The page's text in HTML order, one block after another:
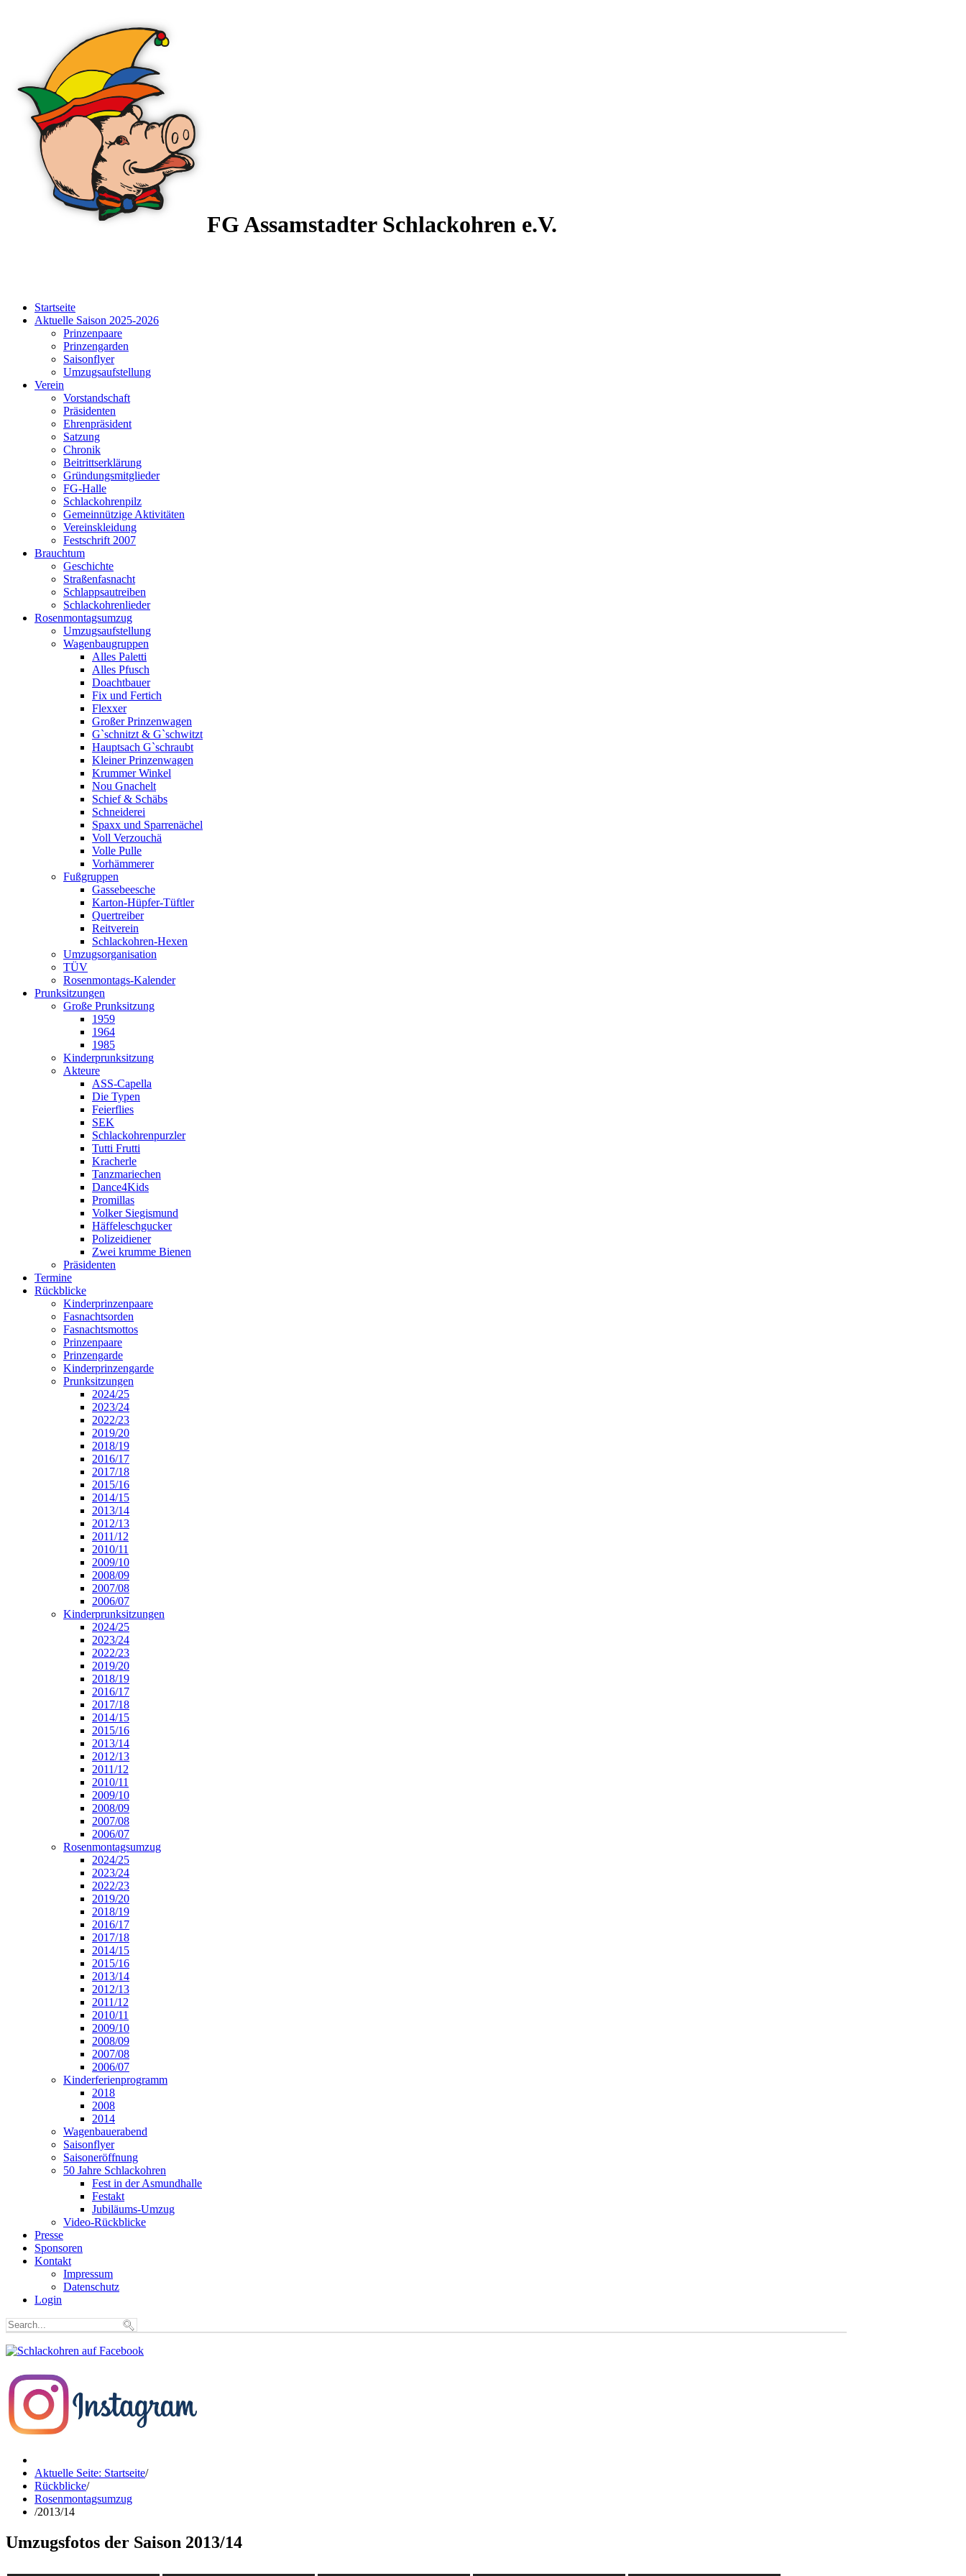
FG Assamstadter Schlackohren e.V.
Startseite
Aktuelle Saison 2025-2026
Prinzenpaare
Prinzengarden
Saisonflyer
Umzugsaufstellung
Verein
Vorstandschaft
Präsidenten
Ehrenpräsident
Satzung
Chronik
Beitrittserklärung
Gründungsmitglieder
FG-Halle
Schlackohrenpilz
Gemeinnützige Aktivitäten
Vereinskleidung
Festschrift 2007
Brauchtum
Geschichte
Straßenfasnacht
Schlappsautreiben
Schlackohrenlieder
Rosenmontagsumzug
Umzugsaufstellung
Wagenbaugruppen
Alles Paletti
Alles Pfusch
Doachtbauer
Fix und Fertich
Flexxer
Großer Prinzenwagen
Gˋschnitzt & Gˋschwitzt
Hauptsach G`schraubt
Kleiner Prinzenwagen
Krummer Winkel
Nou Gnachelt
Schief & Schäbs
Schneiderei
Spaxx und Sparrenächel
Voll Verzouchä
Volle Pulle
Vorhämmerer
Fußgruppen
Gassebeesche
Karton-Hüpfer-Tüftler
Quertreiber
Reitverein
Schlackohren-Hexen
Umzugsorganisation
TÜV
Rosenmontags-Kalender
Prunksitzungen
Große Prunksitzung
1959
1964
1985
Kinderprunksitzung
Akteure
ASS-Capella
Die Typen
Feierflies
SEK
Schlackohrenpurzler
Tutti Frutti
Kracherle
Tanzmariechen
Dance4Kids
Promillas
Volker Siegismund
Häffeleschgucker
Polizeidiener
Zwei krumme Bienen
Präsidenten
Termine
Rückblicke
Kinderprinzenpaare
Fasnachtsorden
Fasnachtsmottos
Prinzenpaare
Prinzengarde
Kinderprinzengarde
Prunksitzungen
2024/25
2023/24
2022/23
2019/20
2018/19
2016/17
2017/18
2015/16
2014/15
2013/14
2012/13
2011/12
2010/11
2009/10
2008/09
2007/08
2006/07
Kinderprunksitzungen
2024/25
2023/24
2022/23
2019/20
2018/19
2016/17
2017/18
2014/15
2015/16
2013/14
2012/13
2011/12
2010/11
2009/10
2008/09
2007/08
2006/07
Rosenmontagsumzug
2024/25
2023/24
2022/23
2019/20
2018/19
2016/17
2017/18
2014/15
2015/16
2013/14
2012/13
2011/12
2010/11
2009/10
2008/09
2007/08
2006/07
Kinderferienprogramm
2018
2008
2014
Wagenbauerabend
Saisonflyer
Saisoneröffnung
50 Jahre Schlackohren
Fest in der Asmundhalle
Festakt
Jubiläums-Umzug
Video-Rückblicke
Presse
Sponsoren
Kontakt
Impressum
Datenschutz
Login
Aktuelle Seite: Startseite/
Rückblicke/
Rosenmontagsumzug
/2013/14
Umzugsfotos der Saison 2013/14